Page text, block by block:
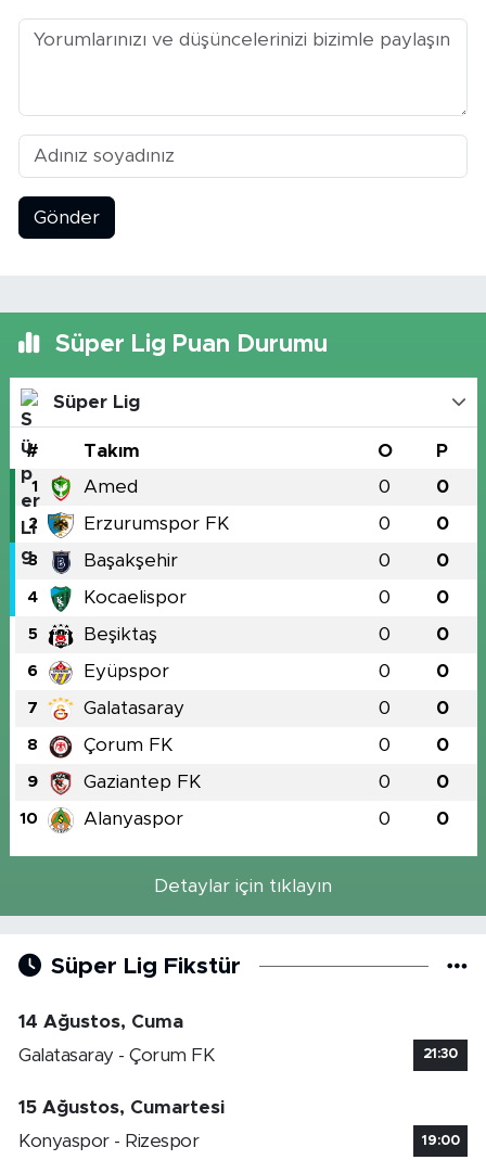
Gönder
Süper Lig Puan Durumu
Süper Lig
# Takım O P
1 Amed 0 0
2 Erzurumspor FK 0 0
3 Başakşehir 0 0
4 Kocaelispor 0 0
5 Beşiktaş 0 0
6 Eyüpspor 0 0
7 Galatasaray 0 0
8 Çorum FK 0 0
9 Gaziantep FK 0 0
10 Alanyaspor 0 0
Detaylar için tıklayın
Süper Lig Fikstür
14 Ağustos, Cuma
Galatasaray - Çorum FK
21:30
15 Ağustos, Cumartesi
Konyaspor - Rizespor
19:00